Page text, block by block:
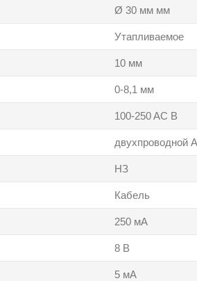
Ø 30 мм мм
Утапливаемое
10 мм
0-8,1 мм
100-250 AC В
двухпроводной
НЗ
Кабель
250 мА
8 В
5 мА